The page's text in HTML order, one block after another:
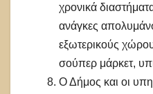
χρονικά
ανάγκες
εξωτερικούς
σούπερ μάρκετ,
Ο Δήμος και οι